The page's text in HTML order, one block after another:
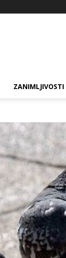
ZANIMLJIVOSTI